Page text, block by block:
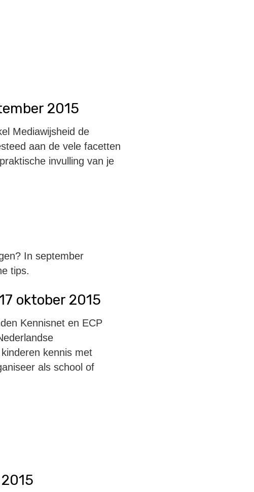
2015
Mediawijsheid de
aan de vele facetten
invulling van je
In september
tips.
oktober 2015
Kennisnet en ECP
kennis met
als school of